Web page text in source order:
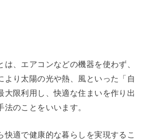
は、エアコンなどの機器を使わず、
より太陽の光や熱、風といった「自
大限利用し、快適な住まいを作り出
のことをいいます。
快適で健康的な暮らしを実現するこ